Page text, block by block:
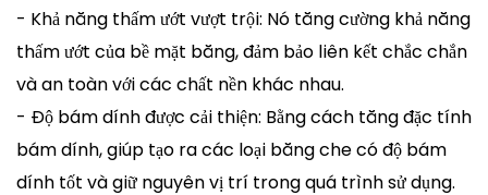
- Khả năng thấm ướt vượt trội: Nó tăng cường khả năng
thấm ướt của bề mặt băng, đảm bảo liên kết chắc chắn
và an toàn với các chất nền khác nhau.
- Độ bám dính được cải thiện: Bằng cách tăng đặc tính
bám dính, giúp tạo ra các loại băng che có độ bám
dính tốt và giữ nguyên vị trí trong quá trình sử dụng.